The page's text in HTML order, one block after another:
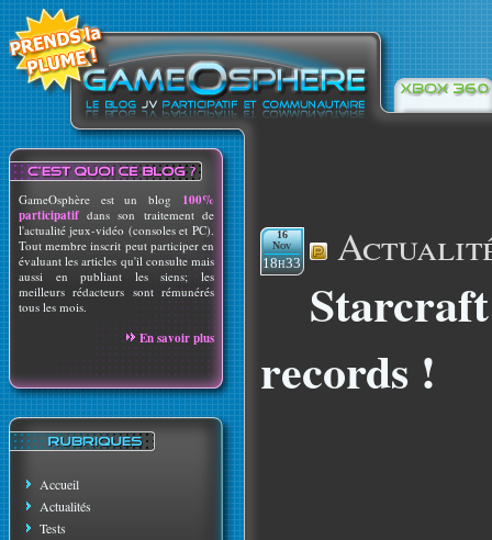
GameOsphère est un blog 100%
participatif dans son traitement de
l'actualité jeux-vidéo (consoles et PC).
Tout membre inscrit peut participer en
évaluant les articles qu'il consulte mais
aussi en publiant les siens; les
meilleurs rédacteurs sont rémunérés
tous les mois.
En savoir plus
Accueil
Actualités
Tests
16
Nov
18h33
records !